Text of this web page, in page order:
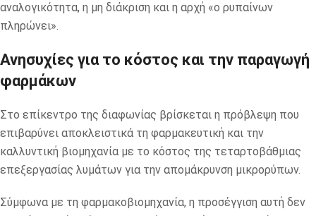
αναλογικότητα, η μη διάκριση και η αρχή «ο ρυπαίνων
πληρώνει».
Ανησυχίες για το κόστος και την παραγωγή
φαρμάκων
Στο επίκεντρο της διαφωνίας βρίσκεται η πρόβλεψη που
επιβαρύνει αποκλειστικά τη φαρμακευτική και την
καλλυντική βιομηχανία με το κόστος της τεταρτοβάθμιας
επεξεργασίας λυμάτων για την απομάκρυνση μικρορύπων.
Σύμφωνα με τη φαρμακοβιομηχανία, η προσέγγιση αυτή δεν